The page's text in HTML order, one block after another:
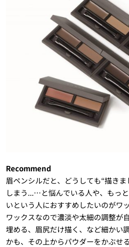
Recommend
眉ペンシルだと、どうしても“描き
しまう...…と悩んでいる人や、もっ
いという人におすすめしたいのがワ
ワックスなので濃淡や太細の調整が
埋める、眉尻だけ描く、など細かい
かも、その上からパウダーをかぶせ